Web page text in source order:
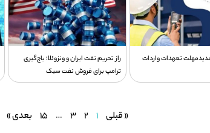
تعهدات واردات
راز تحریم نفت ایران و ونزوئلا؛ باج‌گیری
ترامپ برای فروش نفت سبک
« قبلی 1
2
3
…
15 بعدی »